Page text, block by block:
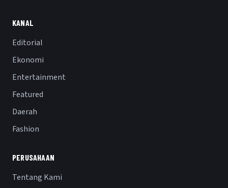
KANAL
Editorial
Ekonomi
Entertainment
Featured
Daerah
Fashion
PERUSAHAAN
Tentang Kami